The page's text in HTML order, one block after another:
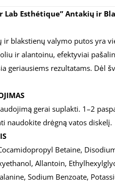
Lab Esthétique” Antakių ir
ir blakstienų valymo putos yra
ir alantoinu, efektyviai
geriausiems rezultatams. Dėl
gerai suplakti. 1–2
naudokite drėgną vatos diskelį.
Betaine,
Allantoin,
Sodium Benzoate,